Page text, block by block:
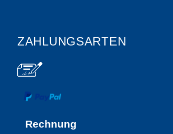
ZAHLUNGSARTEN
Rechnung